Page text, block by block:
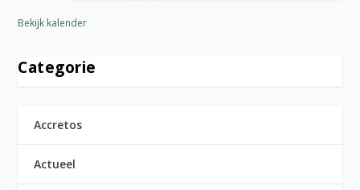
Bekijk kalender
Categorie
Accretos
Actueel